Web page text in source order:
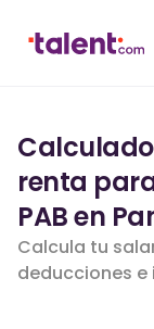
renta para
PAB en
Calcula tu
deducciones